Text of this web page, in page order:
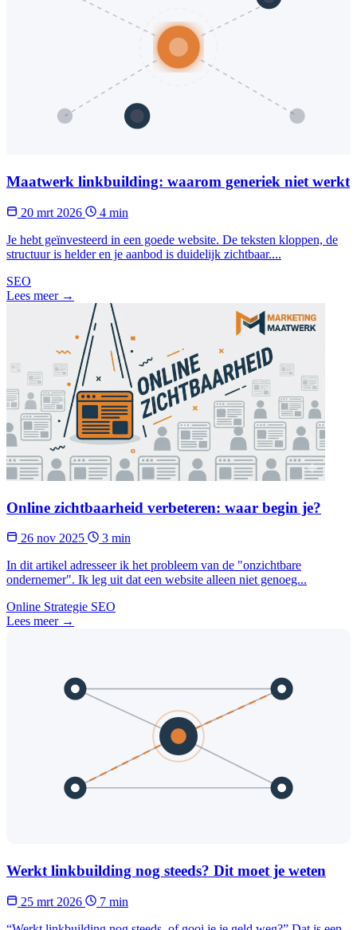
Maatwerk linkbuilding: waarom generiek niet werkt
20 mrt 2026
4 min
Je hebt geïnvesteerd in een goede website. De teksten kloppen, de
structuur is helder en je aanbod is duidelijk zichtbaar....
SEO
Lees meer →
Online zichtbaarheid verbeteren: waar begin je?
26 nov 2025
3 min
In dit artikel adresseer ik het probleem van de "onzichtbare
ondernemer". Ik leg uit dat een website alleen niet genoeg...
Online Strategie SEO
Lees meer →
Werkt linkbuilding nog steeds? Dit moet je weten
25 mrt 2026
7 min